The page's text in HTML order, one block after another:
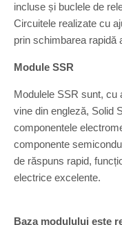
incluse și buclele de
Circuitele realizate cu
prin schimbarea rapidă
Module SSR
Modulele SSR sunt, cu
vine din engleză, Solid
componentele
componente
de răspuns rapid,
electrice excelente.
Baza modulului este